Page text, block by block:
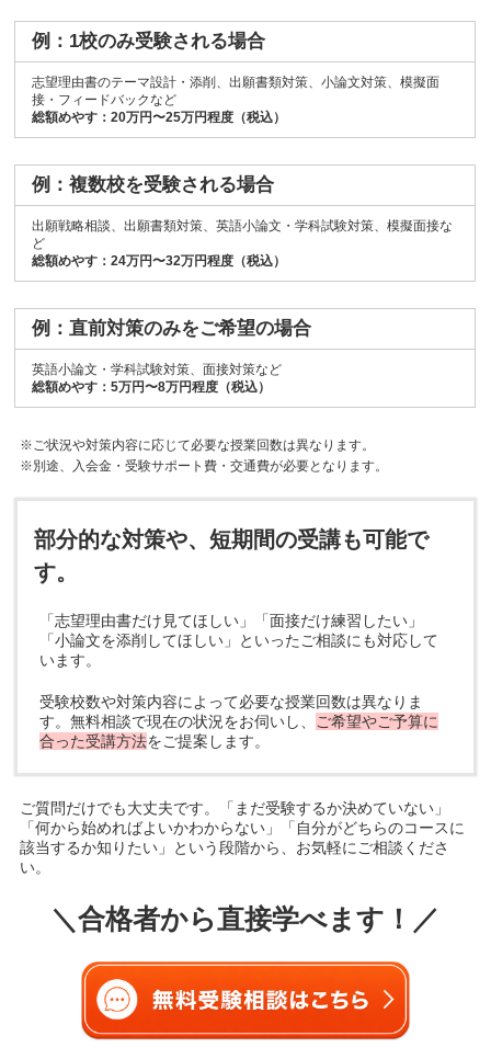
例：1校のみ受験される場合
志望理由書のテーマ設計・添削、出願書類対策、小論文対策、模擬面
接・フィードバックなど
総額めやす：20万円〜25万円程度（税込）
例：複数校を受験される場合
出願戦略相談、出願書類対策、英語小論文・学科試験対策、模擬面接な
ど
総額めやす：24万円〜32万円程度（税込）
例：直前対策のみをご希望の場合
英語小論文・学科試験対策、面接対策など
総額めやす：5万円〜8万円程度（税込）
※ご状況や対策内容に応じて必要な授業回数は異なります。
※別途、入会金・受験サポート費・交通費が必要となります。
部分的な対策や、短期間の受講も可能で
す。
「志望理由書だけ見てほしい」「面接だけ練習したい」
「小論文を添削してほしい」といったご相談にも対応して
います。
受験校数や対策内容によって必要な授業回数は異なりま
す。無料相談で現在の状況をお伺いし、 ご希望やご予算に
合った受講方法をご提案します。
ご質問だけでも大丈夫です。「まだ受験するか決めていない」
「何から始めればよいかわからない」「自分がどちらのコースに
該当するか知りたい」という段階から、お気軽にご相談くださ
い。
＼合格者から直接学べます！／